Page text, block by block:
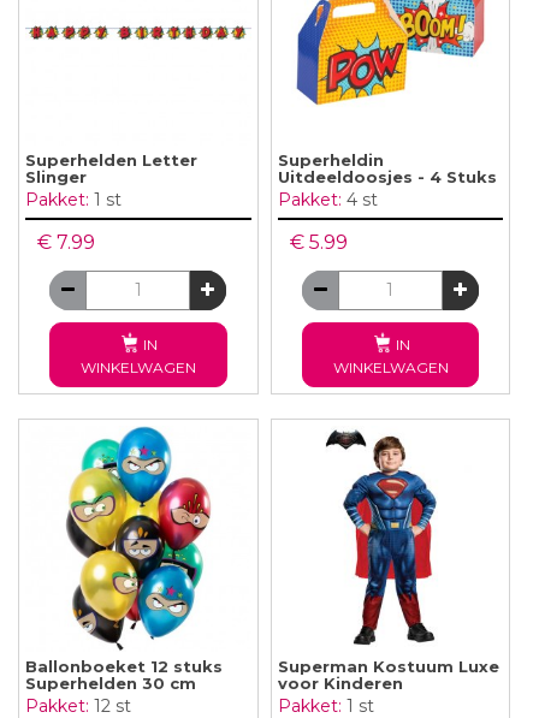
Superhelden Letter
Slinger
Pakket: 1 st
€ 7.99
IN
WINKELWAGEN
Superheldin
Uitdeeldoosjes - 4 Stuks
Pakket: 4 st
€ 5.99
IN
WINKELWAGEN
Ballonboeket 12 stuks
Superhelden 30 cm
Pakket: 12 st
Superman Kostuum Luxe
voor Kinderen
Pakket: 1 st